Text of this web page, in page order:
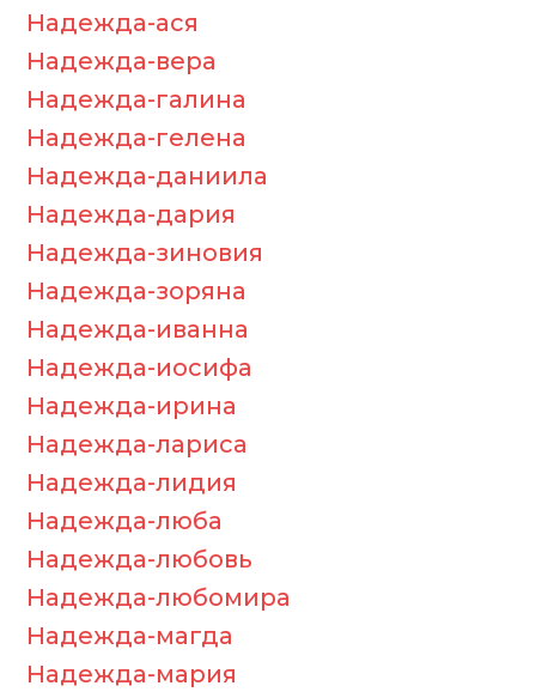
Надежда-ася
Надежда-вера
Надежда-галина
Надежда-гелена
Надежда-даниила
Надежда-дария
Надежда-зиновия
Надежда-зоряна
Надежда-иванна
Надежда-иосифа
Надежда-ирина
Надежда-лариса
Надежда-лидия
Надежда-люба
Надежда-любовь
Надежда-любомира
Надежда-магда
Надежда-мария